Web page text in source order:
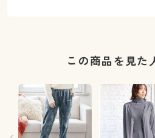
この商品を見た